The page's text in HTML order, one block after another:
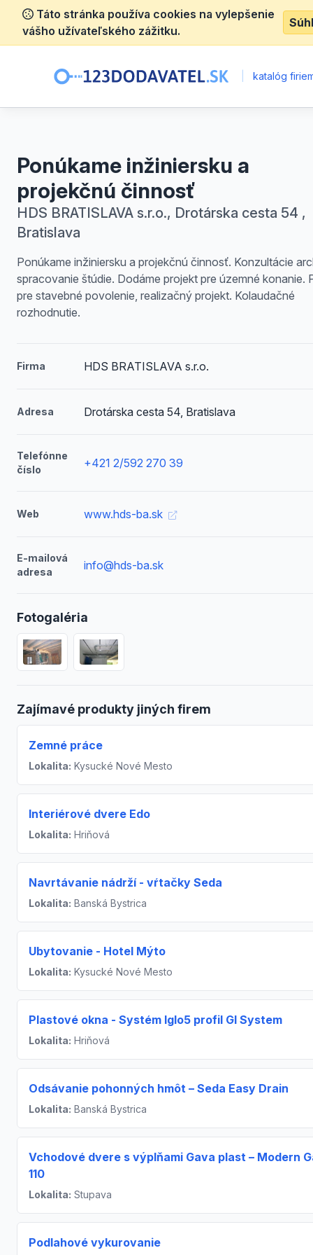
Táto stránka používa cookies na vylepšenie
vášho užívateľského zážitku.
katalóg
Ponúkame inžiniersku a
projekčnú činnosť
HDS BRATISLAVA s.r.o., Drotárska cesta 54 ,
Bratislava
Ponúkame inžiniersku a projekčnú činnosť. Konzultácie
spracovanie štúdie. Dodáme projekt pre územné konanie.
pre stavebné povolenie, realizačný projekt. Kolaudačné
rozhodnutie.
Firma HDS BRATISLAVA s.r.o.
Adresa Drotárska cesta 54, Bratislava
Telefónne
číslo
+421 2/592 270 39
Web www.hds-ba.sk
E-mailová
adresa
info@hds-ba.sk
Fotogaléria
Zajímavé produkty jiných firem
Zemné práce
Lokalita: Kysucké Nové Mesto
Interiérové dvere Edo
Lokalita: Hriňová
Navrtávanie nádrží - vŕtačky Seda
Lokalita: Banská Bystrica
Ubytovanie - Hotel Mýto
Lokalita: Kysucké Nové Mesto
Plastové okna - Systém Iglo5 profil Gl System
Lokalita: Hriňová
Odsávanie pohonných hmôt – Seda Easy Drain
Lokalita: Banská Bystrica
Vchodové dvere s výplňami Gava plast – Modern
110
Lokalita: Stupava
Podlahové vykurovanie